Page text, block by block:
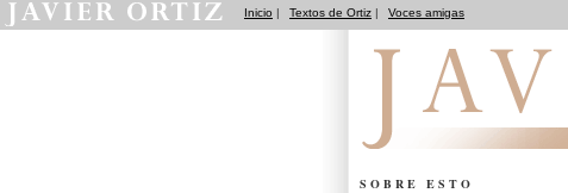
Inicio | Textos de Ortiz | Voces amigas
SOBRE ESTO